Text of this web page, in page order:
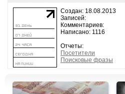
Создан: 18.08.2013
Записей:
Комментариев:
Написано: 1116
Отчеты:
Посетители
Поисковые фразы